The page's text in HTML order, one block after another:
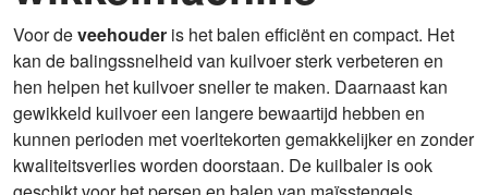
Voor deveehouder is het balen efficiënt en compact. Het
kan de balingssnelheid van kuilvoer sterk verbeteren en
hen helpen het kuilvoer sneller te maken. Daarnaast kan
gewikkeld kuilvoer een langere bewaartijd hebben en
kunnen perioden met voerltekorten gemakkelijker en zonder
kwaliteitsverlies worden doorstaan. De kuilbaler is ook